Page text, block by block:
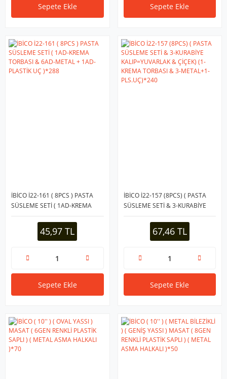
Sepete Ekle Sepete Ekle
İBİCO İ22-161 ( 8PCS ) PASTA
SÜSLEME SETİ ( 1AD-KREMA
TORBASI & 6AD-METAL + 1AD-
PLASTİK UÇ )*28845,97 TL
Sepete Ekle
İBİCO İ22-157 (8PCS) ( PASTA
SÜSLEME SETİ & 3-KURABİYE
KALIP=YUVARLAK & ÇİÇEK) (1-
KREMA TORBASI & 3-METAL+1-
PLS.UÇ)*24067,46 TL
Sepete Ekle